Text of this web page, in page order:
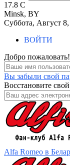
17.8 C
Minsk, BY
Суббота, Август
ВОЙТИ
Добро
Вы забыли свой
Восстановите
Alfa Romeo в